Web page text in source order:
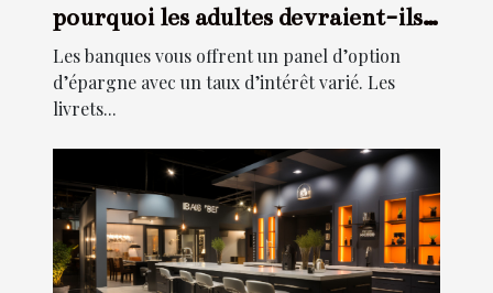
pourquoi les adultes devraient-ils
souscrire à ce type d’épargne ?
Les banques vous offrent un panel d’option
d’épargne avec un taux d’intérêt varié. Les
livrets...